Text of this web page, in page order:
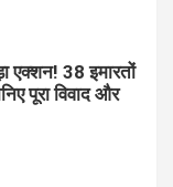
एक्शन! 38 इमारतों
पूरा विवाद और